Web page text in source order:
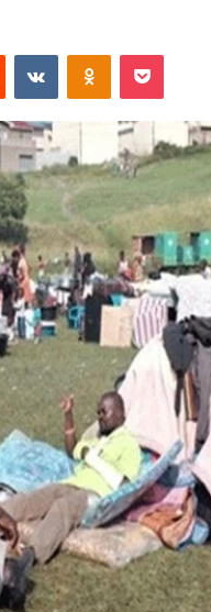
Reddit VKontakteOdnoklassniki
Pocket